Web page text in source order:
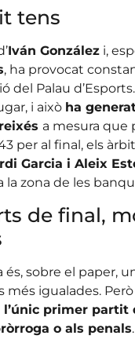
tens
Iván González i,
, ha provocat
del Palau
i això ha
a mesura que
per al final, els
Garcia i Aleix
la zona de les
de final,
és, sobre el paper,
més igualades. Però
l’únic primer partit
o als penals